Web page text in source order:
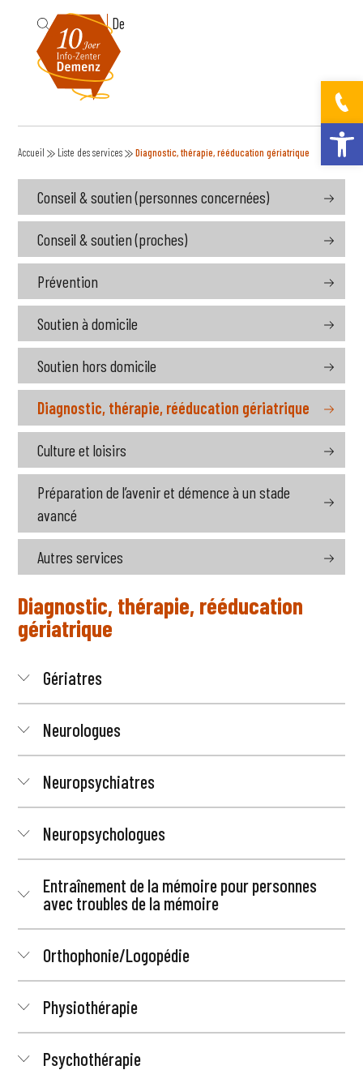
Ouvrir la
Fr De
Accueil Liste des services Diagnostic, thérapie, rééducation gériatrique
Conseil & soutien (personnes concernées)
Conseil & soutien (proches)
Prévention
Soutien à domicile
Soutien hors domicile
Diagnostic, thérapie, rééducation gériatrique
Culture et loisirs
Préparation de l’avenir et démence à un stade
avancé
Autres services
Diagnostic, thérapie, rééducation
gériatrique
Gériatres
Neurologues
Neuropsychiatres
Neuropsychologues
Entraînement de la mémoire pour personnes
avec troubles de la mémoire
Orthophonie/Logopédie
Physiothérapie
Psychothérapie